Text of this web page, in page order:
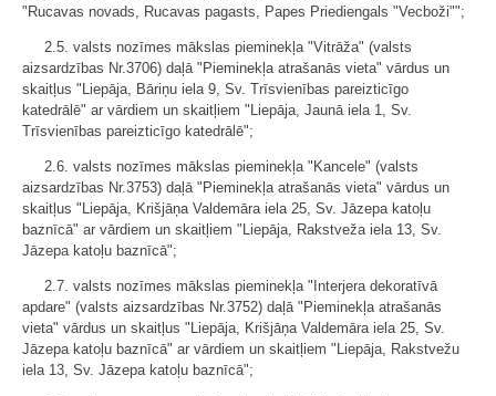
"Rucavas novads, Rucavas pagasts, Papes Priediengals "Vecboži"";
2.5. valsts nozīmes mākslas pieminekļa "Vitrāža" (valsts
aizsardzības Nr.3706) daļā "Pieminekļa atrašanās vieta" vārdus un
skaitļus "Liepāja, Bāriņu iela 9, Sv. Trīsvienības pareizticīgo
katedrālē" ar vārdiem un skaitļiem "Liepāja, Jaunā iela 1, Sv.
Trīsvienības pareizticīgo katedrālē";
2.6. valsts nozīmes mākslas pieminekļa "Kancele" (valsts
aizsardzības Nr.3753) daļā "Pieminekļa atrašanās vieta" vārdus un
skaitļus "Liepāja, Krišjāņa Valdemāra iela 25, Sv. Jāzepa katoļu
baznīcā" ar vārdiem un skaitļiem "Liepāja, Rakstveža iela 13, Sv.
Jāzepa katoļu baznīcā";
2.7. valsts nozīmes mākslas pieminekļa "Interjera dekoratīvā
apdare" (valsts aizsardzības Nr.3752) daļā "Pieminekļa atrašanās
vieta" vārdus un skaitļus "Liepāja, Krišjāņa Valdemāra iela 25, Sv.
Jāzepa katoļu baznīcā" ar vārdiem un skaitļiem "Liepāja, Rakstvežu
iela 13, Sv. Jāzepa katoļu baznīcā";